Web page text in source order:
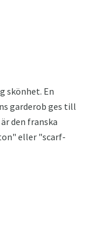
skönhet. En
garderob ges till
den franska
eller "scarf-